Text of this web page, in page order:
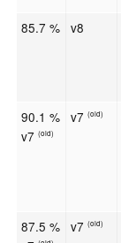
85.7 % v8
90.1 %
v7(old)
v7(old)
87.5 %
v7(old)